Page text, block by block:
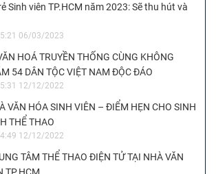
Sinh viên TP.HCM năm 2023: Sẽ thu hút và
06/03/2023
HOÁ TRUYỀN THỐNG CÙNG KHÔNG
54 DÂN TỘC VIỆT NAM ĐỘC ĐÁO
12/12/2022
VĂN HÓA SINH VIÊN – ĐIỂM HẸN CHO SINH
THỂ THAO
12/12/2022
TÂM THỂ THAO ĐIỆN TỬ TẠI NHÀ VĂN